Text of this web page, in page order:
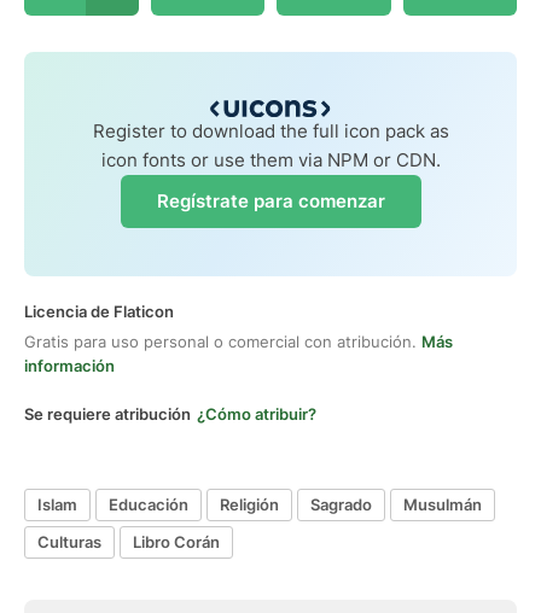
Register to download the full icon pack as
icon fonts or use them via NPM or CDN.
Regístrate para comenzar
Licencia de Flaticon
Gratis para uso personal o comercial con atribución. Más
información
Se requiere atribución ¿Cómo atribuir?
Islam Educación Religión Sagrado
Musulmán
Culturas
Libro Corán